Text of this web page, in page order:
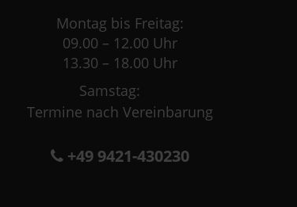
Montag bis Freitag:
09.00 – 12.00 Uhr
13.30 – 18.00 Uhr
Samstag:
Termine nach Vereinbarung
+49 9421-430230